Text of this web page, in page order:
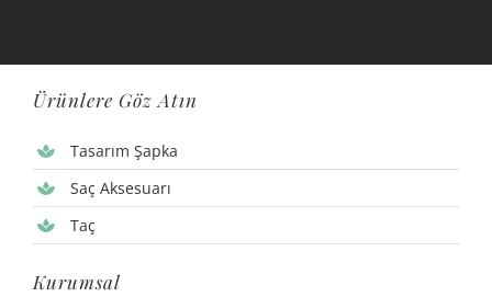
Ürünlere Göz Atın
Tasarım Şapka
Saç Aksesuarı
Taç
Kurumsal